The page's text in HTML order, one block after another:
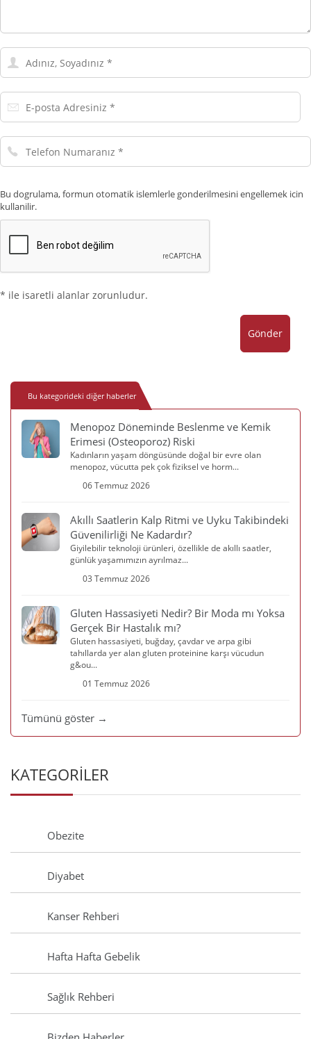
Adınız,
Soyadınız
E-
posta
Telefon
Numaranız
Bu dogrulama, formun otomatik islemlerle gonderilmesini engellemek icin
kullanilir.
* ile isaretli alanlar zorunludur.
Gönder
Bu kategorideki diğer haberler
Menopoz Döneminde Beslenme ve Kemik
Erimesi (Osteoporoz) Riski
Kadınların yaşam döngüsünde doğal bir evre olan
menopoz, vücutta pek çok fiziksel ve horm...
06 Temmuz 2026
Akıllı Saatlerin Kalp Ritmi ve Uyku Takibindeki
Güvenilirliği Ne Kadardır?
Giyilebilir teknoloji ürünleri, özellikle de akıllı saatler,
günlük yaşamımızın ayrılmaz...
03 Temmuz 2026
Gluten Hassasiyeti Nedir? Bir Moda mı Yoksa
Gerçek Bir Hastalık mı?
Gluten hassasiyeti, buğday, çavdar ve arpa gibi
tahıllarda yer alan gluten proteinine karşı vücudun
g&ou...
01 Temmuz 2026
Tümünü göster →
KATEGORİLER
Obezite
Diyabet
Kanser Rehberi
Hafta Hafta Gebelik
Sağlık Rehberi